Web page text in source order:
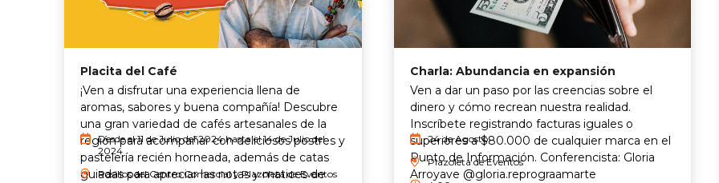
Placita del Café
¡Ven a disfrutar una experiencia llena de
aromas, sabores y buena compañía! Descubre
una gran variedad de cafés artesanales de la
región para acompañar con deliciosos postres y
pastelería recién horneada, además de catas
guiadas para apreciar las notas y matices de
Desde el 11 de Julio del 2024 hasta el 14 de Julio del
2024
Pasillos del Centro Comercial y Plazoleta de Eventos
Charla: Abundancia en expansión
Ven a dar un paso por las creencias sobre el
dinero y cómo recrean nuestra realidad.
Inscríbete registrando facturas iguales o
superiores a $80.000 de cualquier marca en el
Punto de Información. Conferencista: Gloria
Arroyave @gloria.reprograamarte
24 de Agosto
Plazoleta de Eventos